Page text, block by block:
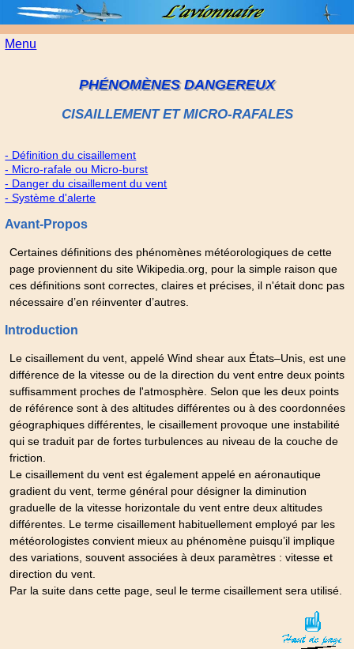
Menu
PHÉNOMÈNES DANGEREUX
CISAILLEMENT ET MICRO-RAFALES
- Définition du cisaillement
- Micro-rafale ou Micro-burst
- Danger du cisaillement du vent
- Système d'alerte
Avant-Propos
Certaines définitions des phénomènes météorologiques de cette
page proviennent du site Wikipedia.org, pour la simple raison que
ces définitions sont correctes, claires et précises, il n'était donc pas
nécessaire d’en réinventer d’autres.
Introduction
Le cisaillement du vent, appelé Wind shear aux États–Unis, est une
différence de la vitesse ou de la direction du vent entre deux points
suffisamment proches de l'atmosphère. Selon que les deux points
de référence sont à des altitudes différentes ou à des coordonnées
géographiques différentes, le cisaillement provoque une instabilité
qui se traduit par de fortes turbulences au niveau de la couche de
friction.
Le cisaillement du vent est également appelé en aéronautique
gradient du vent, terme général pour désigner la diminution
graduelle de la vitesse horizontale du vent entre deux altitudes
différentes. Le terme cisaillement habituellement employé par les
météorologistes convient mieux au phénomène puisqu’il implique
des variations, souvent associées à deux paramètres : vitesse et
direction du vent.
Par la suite dans cette page, seul le terme cisaillement sera utilisé.